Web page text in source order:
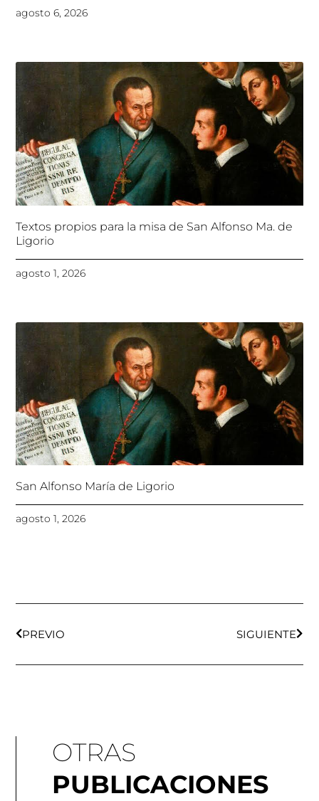
agosto 6, 2026
Textos propios para la misa de San Alfonso Ma. de
Ligorio
agosto 1, 2026
San Alfonso María de Ligorio
agosto 1, 2026
PREVIO SIGUIENTE
OTRAS
PUBLICACIONES